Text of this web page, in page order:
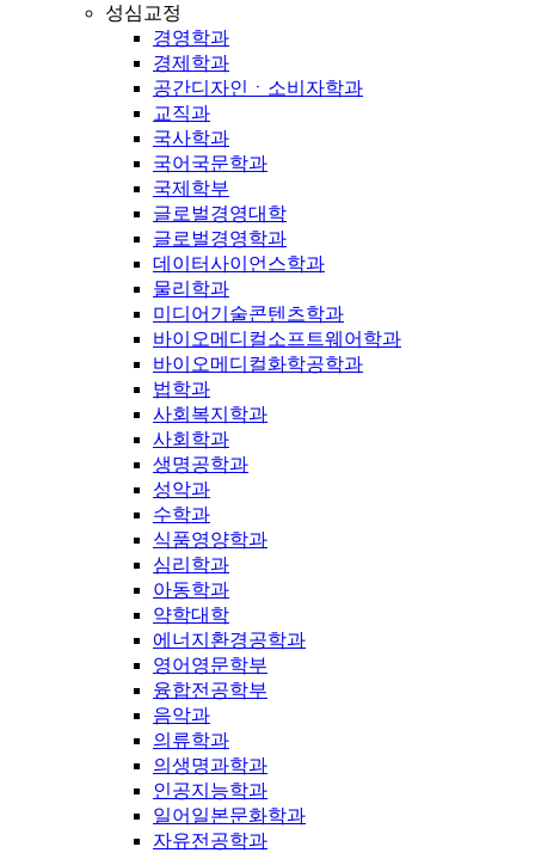
성심교정
경영학과
경제학과
공간디자인ㆍ소비자학과
교직과
국사학과
국어국문학과
국제학부
글로벌경영대학
글로벌경영학과
데이터사이언스학과
물리학과
미디어기술콘텐츠학과
바이오메디컬소프트웨어학과
바이오메디컬화학공학과
법학과
사회복지학과
사회학과
생명공학과
성악과
수학과
식품영양학과
심리학과
아동학과
약학대학
에너지환경공학과
영어영문학부
융합전공학부
음악과
의류학과
의생명과학과
인공지능학과
일어일본문화학과
자유전공학과